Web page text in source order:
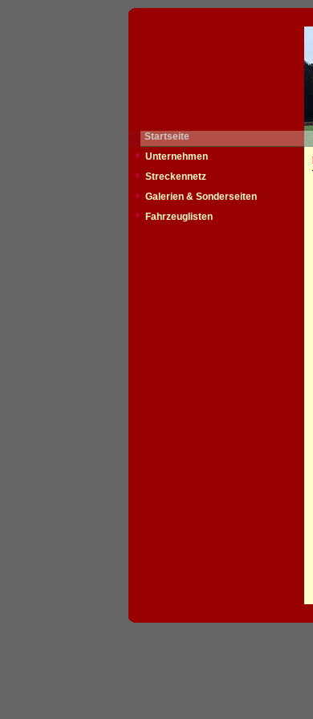
Startseite
Unternehmen
Streckennetz
Galerien & Sonderseiten
Fahrzeuglisten